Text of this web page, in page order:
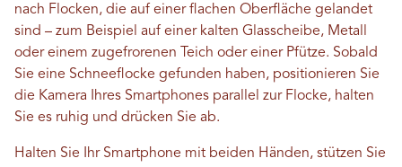
nach Flocken, die auf einer flachen Oberfläche gelandet
sind – zum Beispiel auf einer kalten Glasscheibe, Metall
oder einem zugefrorenen Teich oder einer Pfütze. Sobald
Sie eine Schneeflocke gefunden haben, positionieren Sie
die Kamera Ihres Smartphones parallel zur Flocke, halten
Sie es ruhig und drücken Sie ab.
Halten Sie Ihr Smartphone mit beiden Händen, stützen Sie